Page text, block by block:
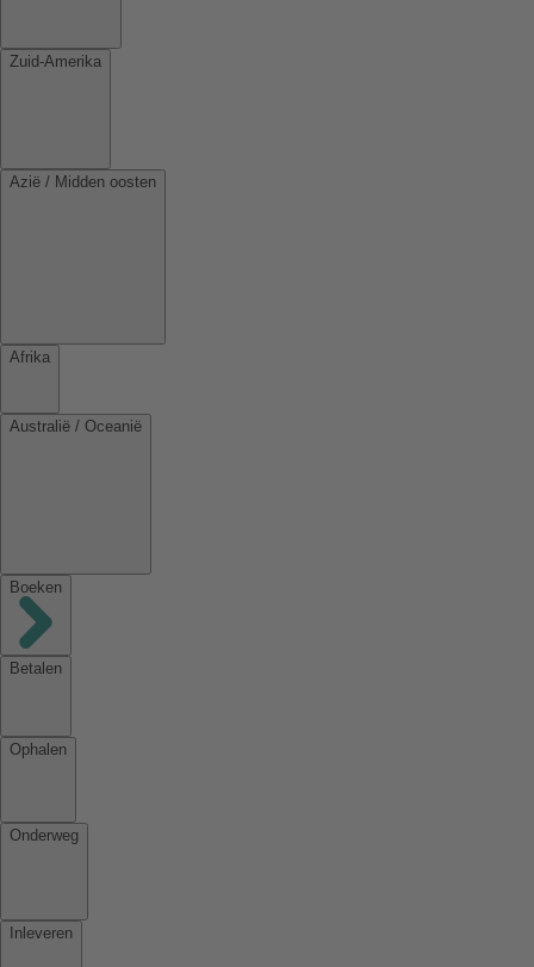
Zuid-Amerika
Azië / Midden oosten
Afrika
Australië / Oceanië
Boeken
Betalen
Ophalen
Onderweg
Inleveren